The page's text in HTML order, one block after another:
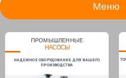
Меню
ПРОМЫШЛЕННЫЕ
НАСОСЫ
НАДЕЖНОЕ ОБОРУДОВАНИЕ ДЛЯ ВАШЕГО
ПРОИЗВОДСТВА